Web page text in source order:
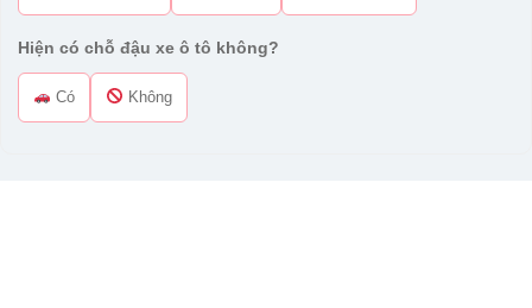
Hiện có chỗ đậu xe ô tô không?
Có Không